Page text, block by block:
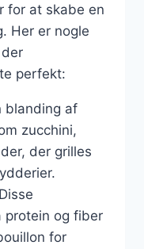
for at skabe en
Her er nogle
perfekt:
blanding af
zucchini,
der grilles
protein og fiber
for